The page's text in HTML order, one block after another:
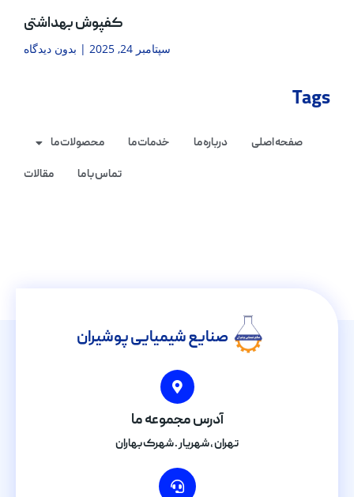
کفپوش بهداشتی
سپتامبر 24, 2025 بدون دیدگاه
Tags
صفحه اصلی درباره ما خدمات ما
محصولات ما
تماس با ما
مقالات
صنایع شیمیایی پوشیران
آدرس مجموعه ما
تهران , شهریار . شهرک بهاران